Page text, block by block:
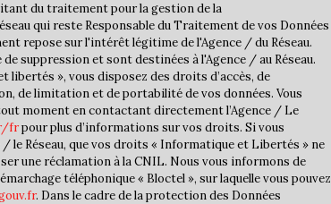
du traitement pour la gestion de la
qui reste Responsable du Traitement de vos Données
repose sur l'intérêt légitime de l'Agence / du Réseau.
suppression et sont destinées à l'Agence / au Réseau.
», vous disposez des droits d’accès, de
de limitation et de portabilité de vos données. Vous
moment en contactant directement l’Agence / Le
frpour plus d’informations sur vos droits. Si vous
le Réseau, que vos droits « Informatique et Libertés » ne
une réclamation à la CNIL. Nous vous informons de
téléphonique « Bloctel », sur laquelle vous pouvez
. Dans le cadre de la protection des Données